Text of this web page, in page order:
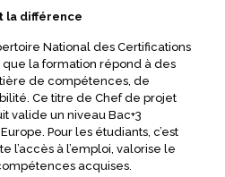
la différence
National des Certifications
la formation répond à des
de compétences, de
Ce titre de Chef de projet
valide un niveau Bac+3
Pour les étudiants, c’est
l’accès à l’emploi, valorise le
acquises.